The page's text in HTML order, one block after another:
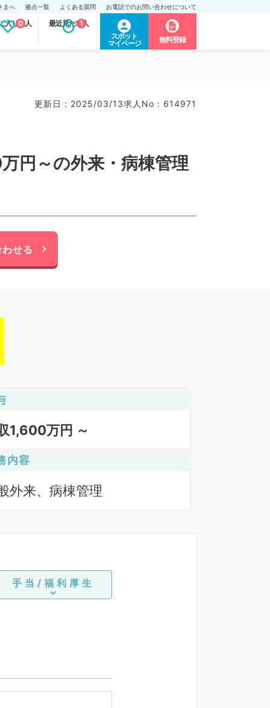
まへ 拠点一覧 よくある質問 お電話でのお問い合わせについて
入り求人
0 最近見た求人
1
スポット
マイページ
無料登録
更新日 : 2025/03/13求人No : 614971
円～の外来・病棟管理
せる
1,600万円 ～
内容
外来、病棟管理
手当/福利厚生